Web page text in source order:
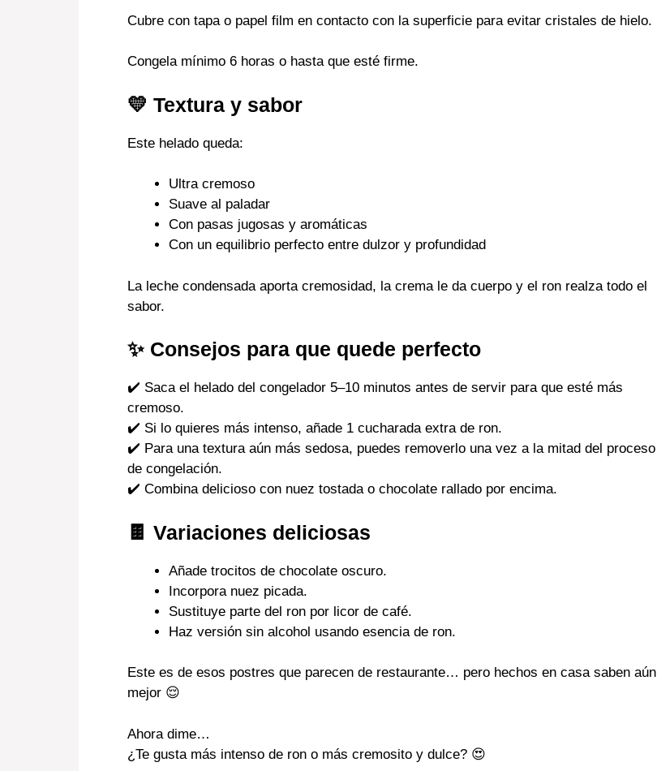
Cubre con tapa o papel film en contacto con la superficie para evitar cristales de hielo.
Congela mínimo 6 horas o hasta que esté firme.
💛 Textura y sabor
Este helado queda:
Ultra cremoso
Suave al paladar
Con pasas jugosas y aromáticas
Con un equilibrio perfecto entre dulzor y profundidad
La leche condensada aporta cremosidad, la crema le da cuerpo y el ron realza todo el
sabor.
✨ Consejos para que quede perfecto
✔️ Saca el helado del congelador 5–10 minutos antes de servir para que esté más
cremoso.
✔️ Si lo quieres más intenso, añade 1 cucharada extra de ron.
✔️ Para una textura aún más sedosa, puedes removerlo una vez a la mitad del proceso
de congelación.
✔️ Combina delicioso con nuez tostada o chocolate rallado por encima.
🍫 Variaciones deliciosas
Añade trocitos de chocolate oscuro.
Incorpora nuez picada.
Sustituye parte del ron por licor de café.
Haz versión sin alcohol usando esencia de ron.
Este es de esos postres que parecen de restaurante… pero hechos en casa saben aún
mejor 😌
Ahora dime…
¿Te gusta más intenso de ron o más cremosito y dulce? 😍